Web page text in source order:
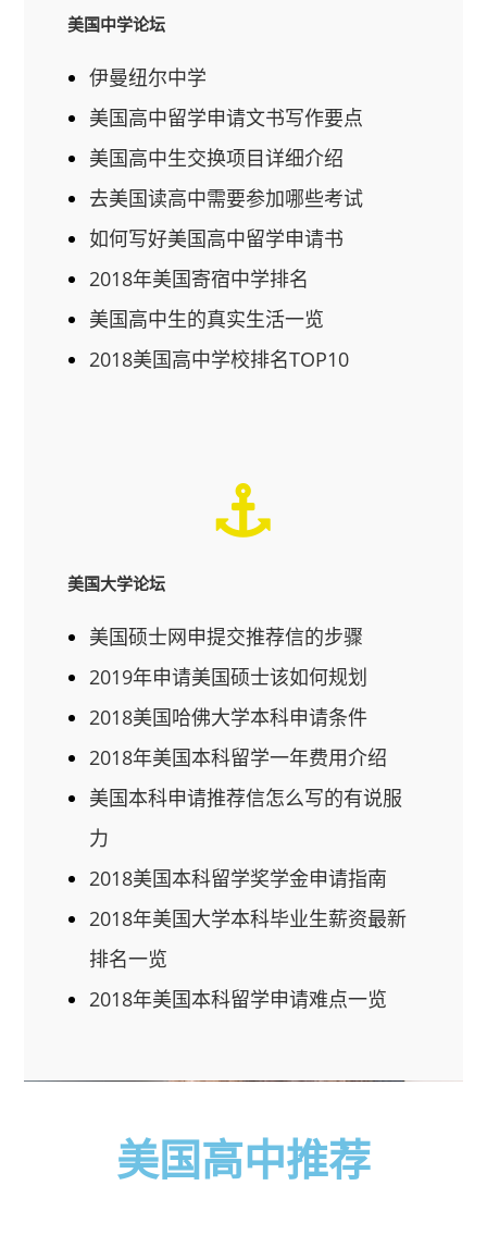
美国中学论坛
伊曼纽尔中学
美国高中留学申请文书写作要点
美国高中生交换项目详细介绍
去美国读高中需要参加哪些考试
如何写好美国高中留学申请书
2018年美国寄宿中学排名
美国高中生的真实生活一览
2018美国高中学校排名TOP10
美国大学论坛
美国硕士网申提交推荐信的步骤
2019年申请美国硕士该如何规划
2018美国哈佛大学本科申请条件
2018年美国本科留学一年费用介绍
美国本科申请推荐信怎么写的有说服
力
2018美国本科留学奖学金申请指南
2018年美国大学本科毕业生薪资最新
排名一览
2018年美国本科留学申请难点一览
美国高中推荐